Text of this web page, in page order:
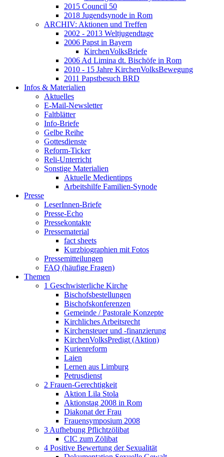
2015 Council 50
2018 Jugendsynode in Rom
ARCHIV: Aktionen und Treffen
2002 - 2013 Weltjugendtage
2006 Papst in Bayern
KirchenVolksBriefe
2006 Ad Limina dt. Bischöfe in Rom
2010 - 15 Jahre KirchenVolksBewegung
2011 Papstbesuch BRD
Infos & Materialien
Aktuelles
E-Mail-Newsletter
Faltblätter
Info-Briefe
Gelbe Reihe
Gottesdienste
Reform-Ticker
Reli-Unterricht
Sonstige Materialien
Aktuelle Medientipps
Arbeitshilfe Familien-Synode
Presse
LeserInnen-Briefe
Presse-Echo
Pressekontakte
Pressematerial
fact sheets
Kurzbiographien mit Fotos
Pressemitteilungen
FAQ (häufige Fragen)
Themen
1 Geschwisterliche Kirche
Bischofsbestellungen
Bischofskonferenzen
Gemeinde / Pastorale Konzepte
Kirchliches Arbeitsrecht
Kirchensteuer und -finanzierung
KirchenVolksPredigt (Aktion)
Kurienreform
Laien
Lernen aus Limburg
Petrusdienst
2 Frauen-Gerechtigkeit
Aktion Lila Stola
Aktionstag 2008 in Rom
Diakonat der Frau
Frauensymposium 2008
3 Aufhebung Pflichtzölibat
CIC zum Zölibat
4 Positive Bewertung der Sexualität